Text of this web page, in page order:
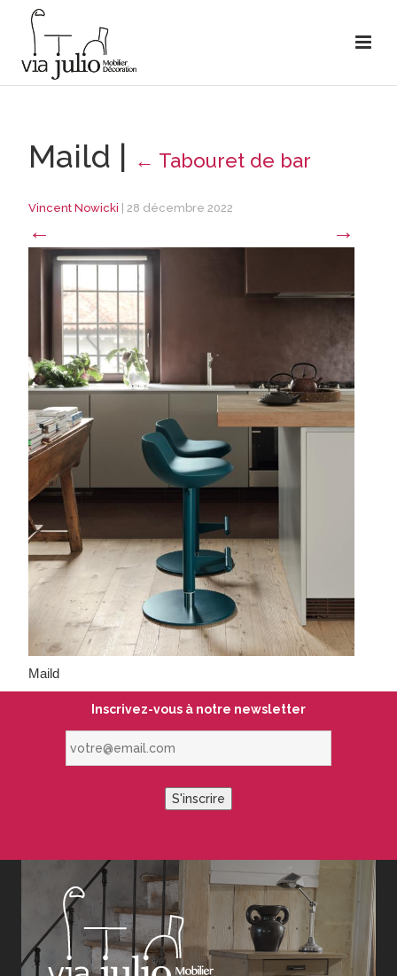
Maild | ← Tabouret de bar
Vincent Nowicki 28 décembre 2022
← →
Maild
Inscrivez-vous à notre newsletter
S'inscrire